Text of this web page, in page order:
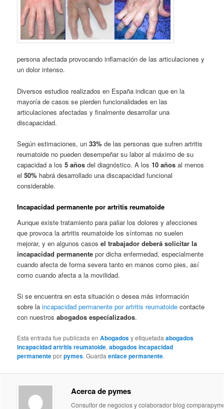
persona afectada provocando inflamación de las articulaciones y
un dolor intenso.
Diversos estudios realizados en España indican que en la
mayoría de casos se pierden funcionalidades en las
articulaciones afectadas y finalmente desarrollar una
discapacidad.
Según estimaciones, un33% de las personas que sufren artritis
reumatoide no pueden desempeñar su labor al máximo de su
capacidad a los5 años del diagnóstico. A los10 años al menos
el50% habrá desarrollado una discapacidad funcional
considerable.
Incapacidad permanente por artritis reumatoide
Aunque existe tratamiento para paliar los dolores y afecciones
que provoca la artritis reumatoide los síntomas no suelen
mejorar, y en algunos casosel trabajador deberá solicitar la
incapacidad permanente por dicha enfermedad, especialmente
cuando afecta de forma severa tanto en manos como pies, así
como cuando afecta a la movilidad.
Si se encuentra en esta situación o desea más información
sobre laincapacidad permanente por artritis reumatoide contacte
con nuestrosabogados especializados.
Esta entrada fue publicada enAbogadosy etiquetadaabogados
incapacidad artritis reumatoide,abogados incapacidad
permanenteporpymes. Guardaenlace permanente.
Acerca de pymes
Consultor de negocios y colaborador blog